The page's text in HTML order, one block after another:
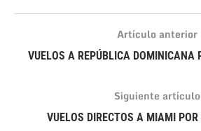
Artículo anterior
VUELOS A REPÚBLICA DOMINICANA
Siguiente artículo
VUELOS DIRECTOS A MIAMI